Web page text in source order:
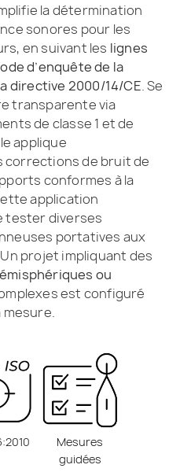
la détermination
sonores pour les
en suivant les lignes
d’enquête de la
directive 2000/14/CE. Se
transparente via
de classe 1 et de
applique
corrections de bruit de
conformes à la
application
tester diverses
portatives aux
projet impliquant des
ou
est configuré
Mesures
guidées